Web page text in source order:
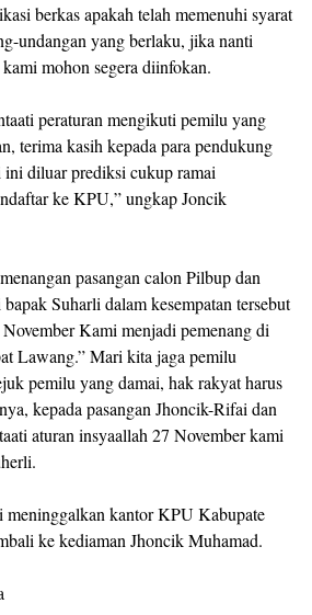
berkas apakah telah memenuhi syarat
undangan yang berlaku, jika nanti
mohon segera diinfokan.
peraturan mengikuti pemilu yang
terima kasih kepada para pendukung
diluar prediksi cukup ramai
ke KPU,” ungkap Joncik
pasangan calon Pilbup dan
Suharli dalam kesempatan tersebut
Kami menjadi pemenang di
Lawang.” Mari kita jaga pemilu
pemilu yang damai, hak rakyat harus
kepada pasangan Jhoncik-Rifai dan
aturan insyaallah 27 November kami
kantor KPU Kabupate
ke kediaman Jhoncik Muhamad.